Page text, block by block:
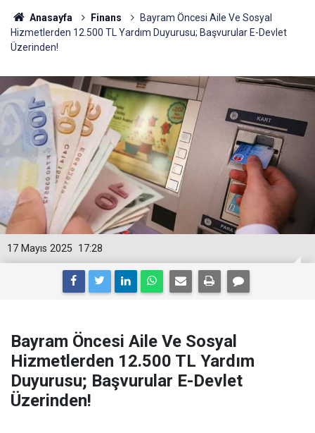
Anasayfa Finans
Bayram Öncesi Aile Ve Sosyal
Hizmetlerden 12.500 TL Yardım Duyurusu; Başvurular E-Devlet
Üzerinden!
17:28
17 Mayıs 2025
Bayram Öncesi Aile Ve Sosyal
Hizmetlerden 12.500 TL Yardım
Duyurusu; Başvurular E-Devlet
Üzerinden!